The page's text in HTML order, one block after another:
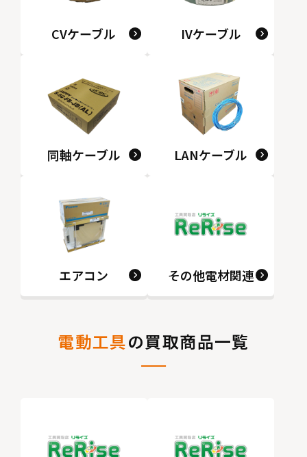
CVケーブル IVケーブル
同軸ケーブル LANケーブル
エアコン その他電材関連
電動工具の買取商品一覧